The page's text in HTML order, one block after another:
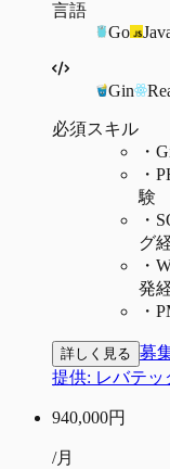
言語
Go
Gin
必須スキル
・
・
験
・
グ
・
発
・
詳しく見る 募
提供: レバテッ
940,000円
/月